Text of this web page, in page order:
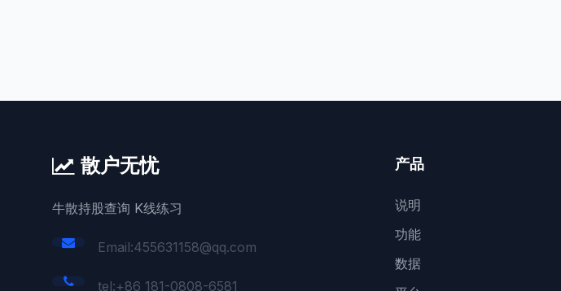
散户无忧
牛散持股查询 K线练习
Email:455631158@qq.com
tel:+86 181-0808-6581
产品
说明
功能
数据